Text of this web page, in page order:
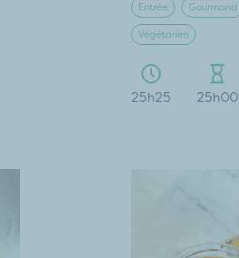
Entrée Gourmand
Végétarien
25h25 25h00